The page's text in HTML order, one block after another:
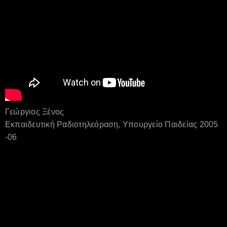
Γεώργιος Ξένος
Εκπαιδευτική Ραδιοτηλεόραση, Υπουργείο Παιδείας 2005
-06